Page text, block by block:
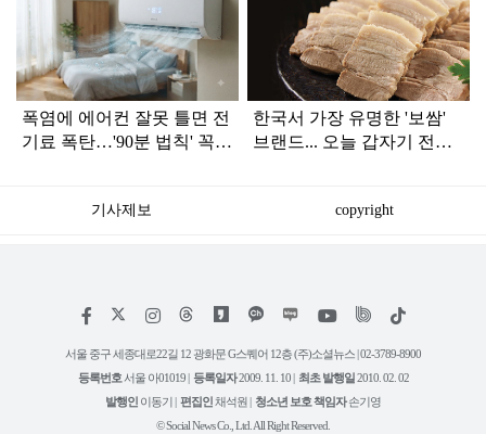
라
인
폭염에 에어컨 잘못 틀면 전
기료 폭탄…'90분 법칙' 꼭
한국서 가장 유명한 '보쌈'
브랜드... 오늘 갑자기 전해
기사제보 copyright
페
스
인
타
램
위
트
유
튜
틱
서울 중구 세종대로22길 12 광화문 G스퀘어 12층 (주)소셜뉴스 | 02-3789-8900
등록번호 서울 아01019 | 등록일자2009. 11. 10 | 최초 발행일2010. 02. 02
발행인 이동기 | 편집인채석원 | 청소년 보호 책임자손기영
© Social News Co., Ltd. All Right Reserved.